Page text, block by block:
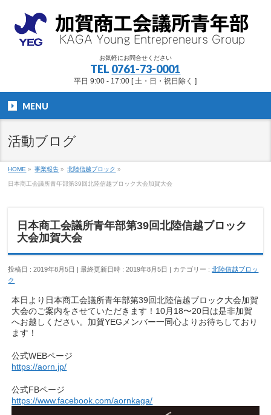
お気軽にお問合せください
TEL 0761-73-0001
平日 9:00 - 17:00 [ 土・日・祝日除く ]
MENU
活動ブログ
HOME » 事業報告 » 北陸信越ブロック »
日本商工会議所青年部第39回北陸信越ブロック大会加賀大会
日本商工会議所青年部第39回北陸信越ブロック
大会加賀大会
投稿日 : 2019年8月5日 最終更新日時 : 2019年8月5日 カテゴリー :北陸信越ブロッ
ク
本日より日本商工会議所青年部第39回北陸信越ブロック大会加賀
大会のご案内をさせていただきます！10月18〜20日は是非加賀
へお越しください。加賀YEGメンバー一同心よりお待ちしており
ます！
公式WEBページ
https://aorn.jp/
公式FBページ
https://www.facebook.com/aornkaga/